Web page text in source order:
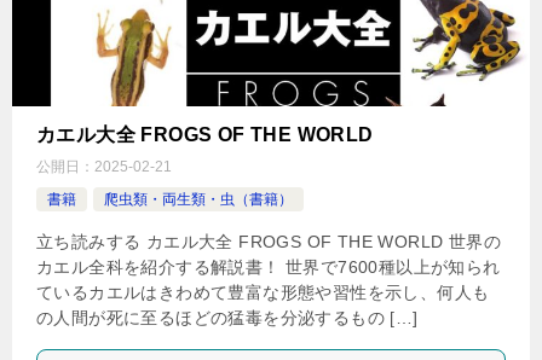
カエル大全 FROGS OF THE WORLD
公開日： 2025-02-21
書籍
爬虫類・両生類・虫（書籍）
立ち読みする カエル大全 FROGS OF THE WORLD 世界の
カエル全科を紹介する解説書！ 世界で7600種以上が知られ
ているカエルはきわめて豊富な形態や習性を示し、何人も
の人間が死に至るほどの猛毒を分泌するもの […]